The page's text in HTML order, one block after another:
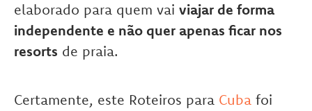
elaborado para quem vai viajar de forma
independente e não quer apenas ficar nos
resorts de praia.
Certamente, este Roteiros para Cuba foi